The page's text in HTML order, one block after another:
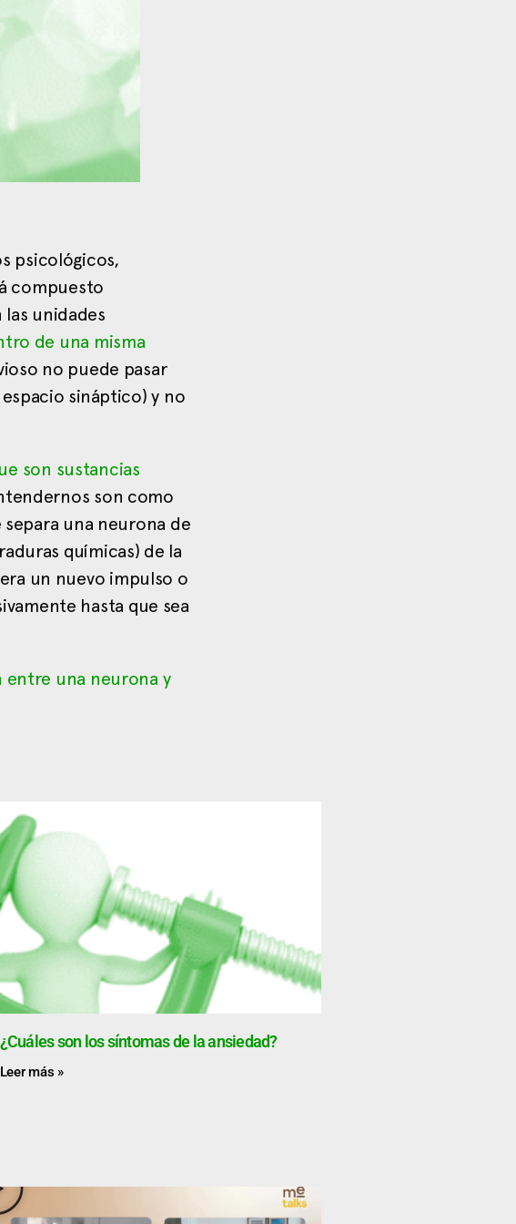
psicológicos,
compuesto
unidades
de una misma
no puede pasar
sináptico) y no
son sustancias
son como
una neurona de
químicas) de la
un nuevo impulso o
hasta que sea
entre una neurona y
¿Cuáles son los síntomas de la ansiedad?
Leer más »